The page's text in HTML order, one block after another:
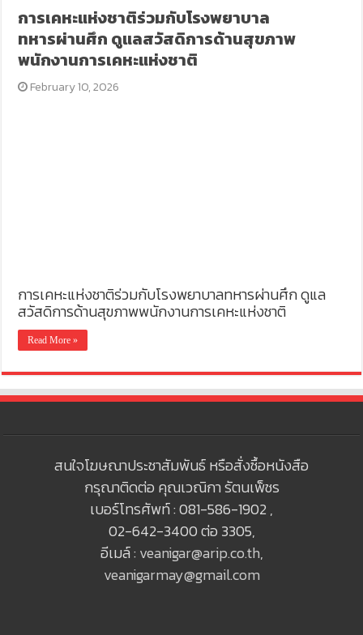
การเคหะแห่งชาติร่วมกับโรงพยาบาล
ทหารผ่านศึก ดูแลสวัสดิการด้านสุขภาพ
พนักงานการเคหะแห่งชาติ
February 10, 2026
การเคหะแห่งชาติร่วมกับโรงพยาบาลทหารผ่านศึก ดูแล
สวัสดิการด้านสุขภาพพนักงานการเคหะแห่งชาติ
Read More »
สนใจโฆษณาประชาสัมพันธ์ หรือสั่งซื้อหนังสือ
กรุณาติดต่อ คุณเวณิกา รัตนเพ็ชร
เบอร์โทรศัพท์ : 081-586-1902 ,
02-642-3400 ต่อ 3305,
อีเมล์ : veanigar@arip.co.th,
veanigarmay@gmail.com